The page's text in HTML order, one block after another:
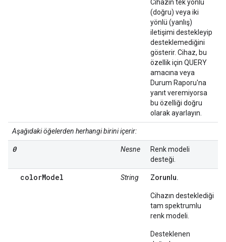
Cihazın tek yönlü
(doğru) veya iki
yönlü (yanlış)
iletişimi destekleyip
desteklemediğini
gösterir. Cihaz, bu
özellik için QUERY
amacına veya
Durum Raporu'na
yanıt veremiyorsa
bu özelliği doğru
olarak ayarlayın.
Aşağıdaki öğelerden herhangi birini içerir:
0 Nesne
Renk modeli
desteği.
colorModel String Zorunlu.
Cihazın desteklediği
tam spektrumlu
renk modeli.
Desteklenen